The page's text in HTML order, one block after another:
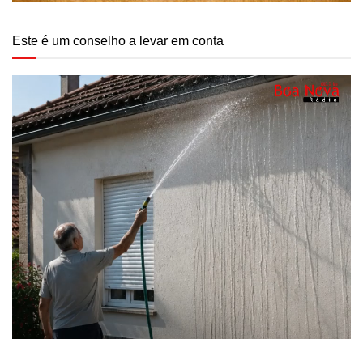
Este é um conselho a levar em conta